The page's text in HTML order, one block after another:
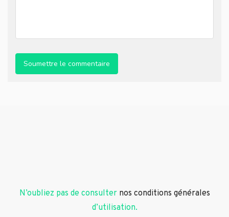
N’oubliez pas de consulter nos conditions générales
d’utilisation.